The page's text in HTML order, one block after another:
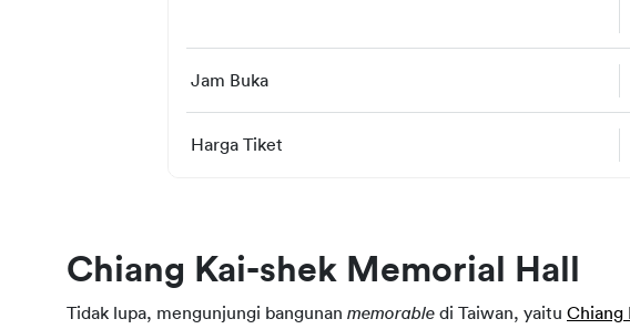
Jam Buka
Chiang Kai-shek Memorial Hall
Tidak lupa, mengunjungi bangunan memorable di Taiwan, yaitu Chiang